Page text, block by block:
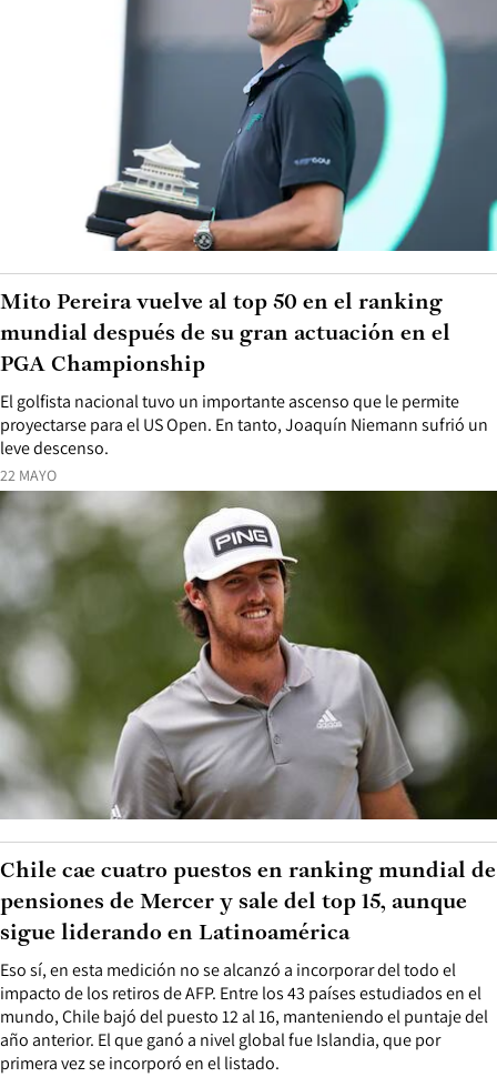
22 MAYO
El golfista nacional tuvo un importante ascenso que le permite
proyectarse para el US Open. En tanto, Joaquín Niemann sufrió un
leve descenso.
Mito Pereira vuelve al top 50 en el ranking
mundial después de su gran actuación en el
PGA Championship
Eso sí, en esta medición no se alcanzó a incorporar del todo el
impacto de los retiros de AFP. Entre los 43 países estudiados en el
mundo, Chile bajó del puesto 12 al 16, manteniendo el puntaje del
año anterior. El que ganó a nivel global fue Islandia, que por
primera vez se incorporó en el listado.
Chile cae cuatro puestos en ranking mundial de
pensiones de Mercer y sale del top 15, aunque
sigue liderando en Latinoamérica